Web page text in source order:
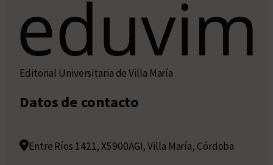
Editorial Universitaria de Villa María
Datos de contacto
Entre Ríos 1421, X5900AGI, Villa María, Córdoba